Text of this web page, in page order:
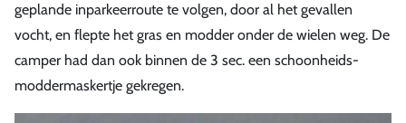
geplande inparkeerroute te volgen, door al het gevallen
vocht, en flepte het gras en modder onder de wielen weg. De
camper had dan ook binnen de 3 sec. een schoonheids-
moddermaskertje gekregen.